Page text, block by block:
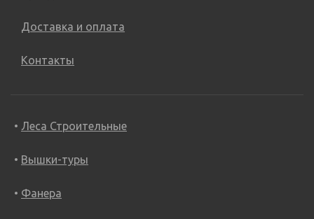
Доставка и оплата
Контакты
Леса Строительные
Вышки-туры
Фанера